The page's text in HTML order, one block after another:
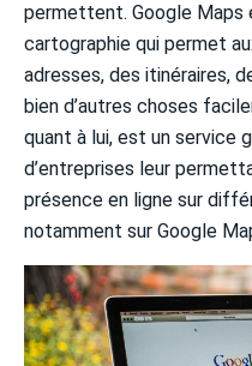
permettent. Google Maps
cartographie qui permet
adresses, des itinéraires,
bien d’autres choses
quant à lui, est un service
d’entreprises leur
présence en ligne sur
notamment sur Google